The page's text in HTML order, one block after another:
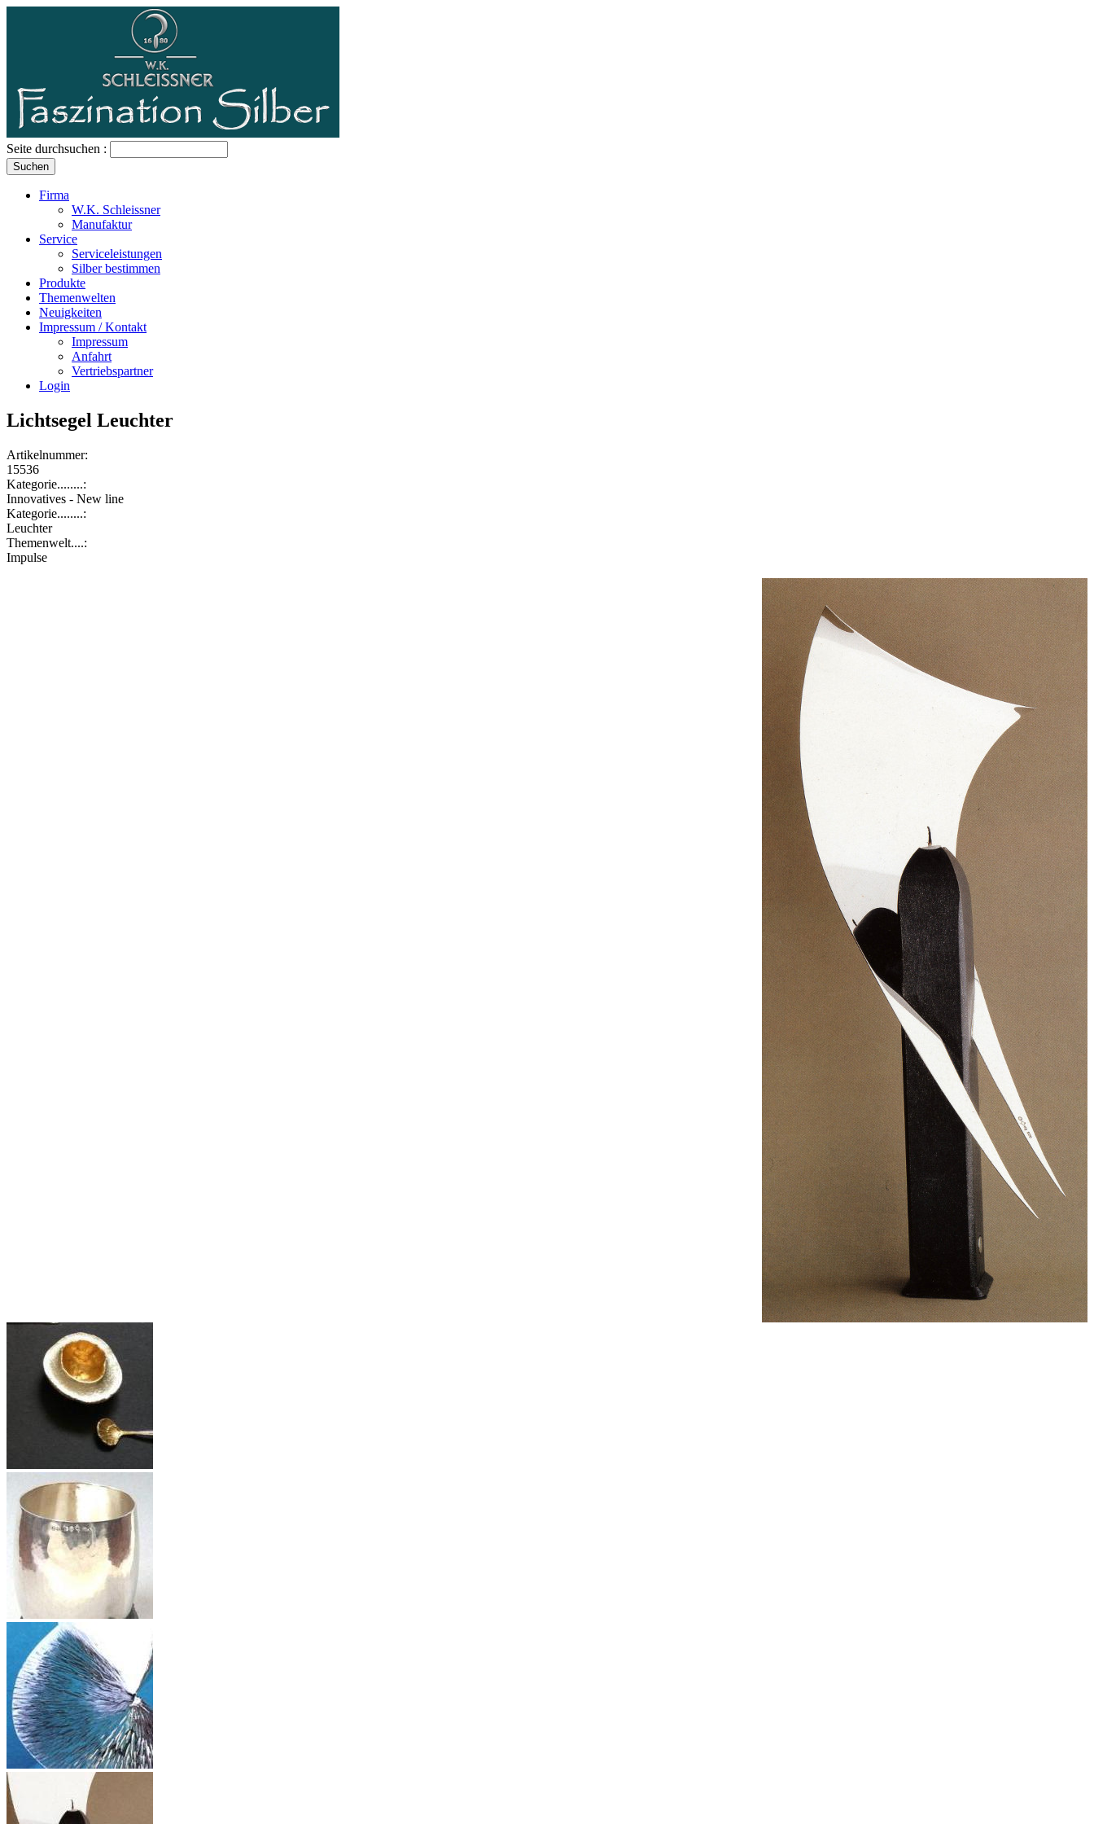
Seite durchsuchen :
Firma
W.K. Schleissner
Manufaktur
Service
Serviceleistungen
Silber bestimmen
Produkte
Themenwelten
Neuigkeiten
Impressum / Kontakt
Impressum
Anfahrt
Vertriebspartner
Login
Lichtsegel Leuchter
Artikelnummer:
15536
Kategorie........:
Innovatives - New line
Kategorie........:
Leuchter
Themenwelt....:
Impulse